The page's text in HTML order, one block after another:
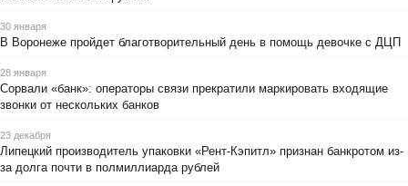
30 января
В Воронеже пройдет благотворительный день в помощь девочке с ДЦП
28 января
Сорвали «банк»: операторы связи прекратили маркировать входящие
звонки от нескольких банков
23 декабря
Липецкий производитель упаковки «Рент-Кэпитл» признан банкротом из-
за долга почти в полмиллиарда рублей